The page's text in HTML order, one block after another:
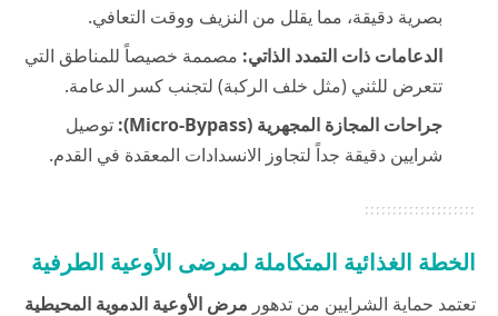
بصرية دقيقة، مما يقلل من النزيف ووقت التعافي.
الدعامات ذات التمدد الذاتي: مصممة خصيصاً للمناطق التي
تتعرض للثني (مثل خلف الركبة) لتجنب كسر الدعامة.
جراحات المجازة المجهرية (Micro-Bypass):
توصيل
شرايين دقيقة جداً لتجاوز الانسدادات المعقدة في القدم.
الخطة الغذائية المتكاملة لمرضى الأوعية الطرفية
تعتمد حماية الشرايين من تدهور مرض الأوعية الدموية المحيطية